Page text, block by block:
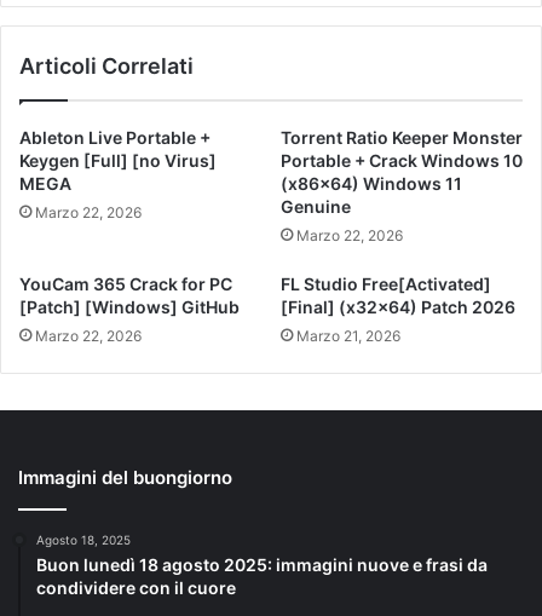
Articoli Correlati
Ableton Live Portable +
Keygen [Full] [no Virus]
MEGA
Marzo 22, 2026
Torrent Ratio Keeper Monster
Portable + Crack Windows 10
(x86x64) Windows 11
Genuine
Marzo 22, 2026
YouCam 365 Crack for PC
[Patch] [Windows] GitHub
Marzo 22, 2026
FL Studio Free[Activated]
[Final] (x32x64) Patch 2026
Marzo 21, 2026
Immagini del buongiorno
Agosto 18, 2025
Buon lunedì 18 agosto 2025: immagini nuove e frasi da
condividere con il cuore